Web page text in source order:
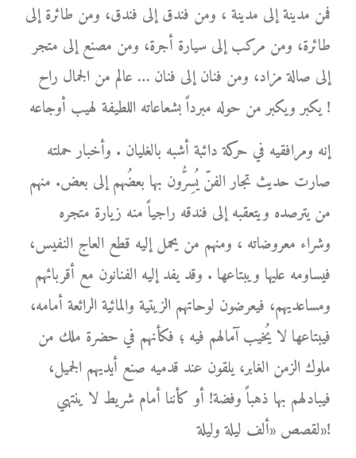
فمن مدينة إلى مدينة ، ومن فندق إلى فندق، ومن طائرة إلى
طائرة، ومن مركب إلى سيارة أجرة، ومن مصنع إلى متجر
إلى صالة مزاد، ومن فنان إلى فنان … عالم من الجمال راح
يكبر ويكبر من حوله مبرداً بشعاعاته اللطيفة لهيب أوجاعه !
إنه ومرافقيه في حركة دائبة أشبه بالغليان . وأخبار حملته
صارت حديث تجار الفنّ يُسِرُّون بها بعضُهم إلى بعض. منهم
من يترصده ويتعقبه إلى فندقه راجياً منه زيارة متجره
وشراء معروضاته ، ومنهم من يحمل إليه قطع العاج النفيس،
فيساومه عليها ويبتاعها . وقد يفد إليه الفنانون مع أقربائهم
ومساعديهم، فيعرضون لوحاتهم الزيتية والمائية الرائعة أمامه،
فيبتاعها لا يُخيب آمالهم فيه ؛ فكأنهم في حضرة ملك من
ملوك الزمن الغابر، يلقون عند قدميه صنع أيديهم الجميل،
فيبادلهم بها ذهباً وفضة! أو كأننا أمام شريط لا ينتهي
لقصص «ألف ليلة وليلة»!